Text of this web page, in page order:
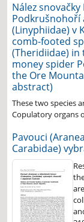
Nález
Podkrušnohoří
(Linyphiidae) v
comb-footed
(Theridiidae)
money spider
the Ore
abstract)
These two species
Copulatory organs
Pavouci
Carabidae)